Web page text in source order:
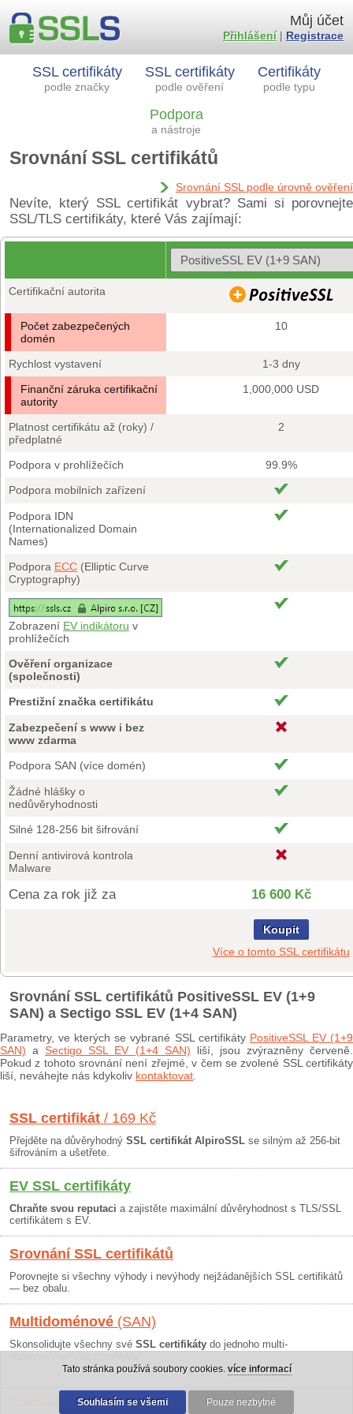
SSL certifikáty
podle značky
SSL certifikáty
podle ověření
Certifikáty
podle typu
Podpora
a nástroje
Můj účet
Přihlášení| Registrace
Srovnání SSL certifikátů
Srovnání SSL podle úrovně ověření
Nevíte, který SSL certifikát vybrat? Sami si porovnejte
SSL/TLS certifikáty, které Vás zajímají:
Certifikační autorita
Počet zabezpečených
domén
10
Rychlost vystavení
1-3 dny
Finanční záruka certifikační
autority
1,000,000 USD
Platnost certifikátu až (roky) /
předplatné
2
Podpora v prohlížečích
99.9%
Podpora mobilních zařízení
Podpora IDN
(Internationalized Domain
Names)
Podpora ECC (Elliptic Curve
Cryptography)
Zobrazení EV indikátoru v
prohlížečích
Ověření organizace
(společnosti)
Prestižní značka certifikátu
Zabezpečení s www i bez
www zdarma
Podpora SAN (více domén)
Žádné hlášky o
nedůvěryhodnosti
Silné 128-256 bit šifrování
Denní antivirová kontrola
Malware
Cena za rok již za 16 600 Kč
Koupit
Více o tomto SSL certifikátu
Srovnání SSL certifikátů PositiveSSL EV (1+9
SAN) a Sectigo SSL EV (1+4 SAN)
Parametry, ve kterých se vybrané SSL certifikáty PositiveSSL EV (1+9
SAN) aSectigo SSL EV (1+4 SAN) liší, jsou zvýrazněny červeně.
Pokud z tohoto srovnání není zřejmé, v čem se zvolené SSL certifikáty
liší, neváhejte nás kdykoliv kontaktovat
SSL certifikát / 169 Kč
Přejděte na důvěryhodný SSL certifikát AlpiroSSL se silným až 256-bit
šifrováním a ušetřete.
EV SSL certifikáty
Chraňte svou reputaci a zajistěte maximální důvěryhodnost s TLS/SSL
certifikátem s EV.
Srovnání SSL certifikátů
Porovnejte si všechny výhody i nevýhody nejžádanějších SSL certifikátů
— bez obalu.
Multidoménové (SAN)
Skonsolidujte všechny své SSL certifikáty do jednoho multi-
Obchodní podmínky|30 dní záruka
Tato stránka používá soubory cookies. více informací
Souhlasím se všemi Pouze nezbytné